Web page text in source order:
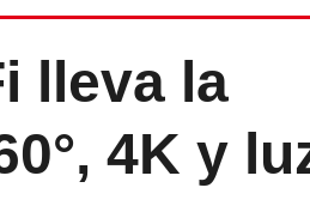
lleva la
4K y